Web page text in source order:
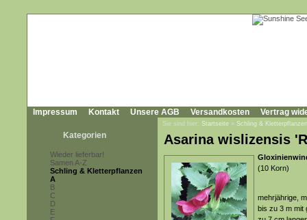
Impressum Kontakt Unsere AGB Versandkosten Vertrag
Kategorien
Wieder lieferbar!
Samen A-Z
Schling & Kletterpflanzen
A
B
C
D
E
Sie sind hier: Startseite » Schling & Kletterpflanzen
Asarina wislizensis
(10 Korn)
mehrjährige,
bis zu 3 m mit